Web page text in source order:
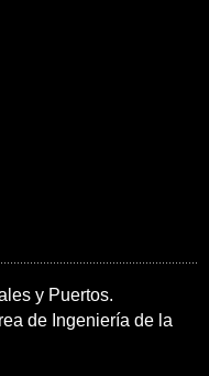
y Puertos.
de Ingeniería de la